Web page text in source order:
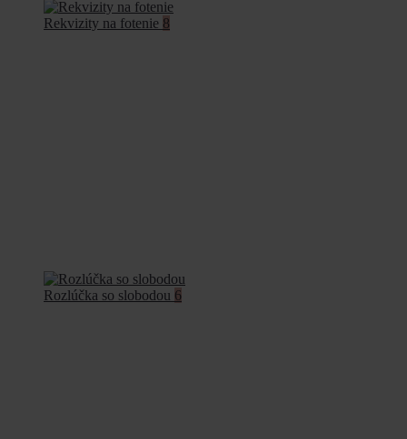
Rekvizity na fotenie 8
Rozlúčka so slobodou 6